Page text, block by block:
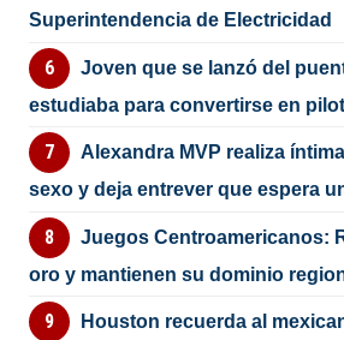
Superintendencia de Electricidad
Joven que se lanzó del
estudiaba para convertirse en
Alexandra MVP realiza
sexo y deja entrever que espera
Juegos Centroamericanos:
oro y mantienen su dominio
Houston recuerda al